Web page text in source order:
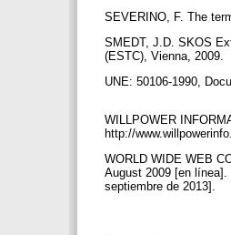
SEVERINO, F. The
SMEDT, J.D. SKOS
(ESTC), Vienna, 2009.
UNE: 50106-1990,
WILLPOWER
http://
WORLD WIDE WEB
August 2009 [en línea].
septiembre de 2013].